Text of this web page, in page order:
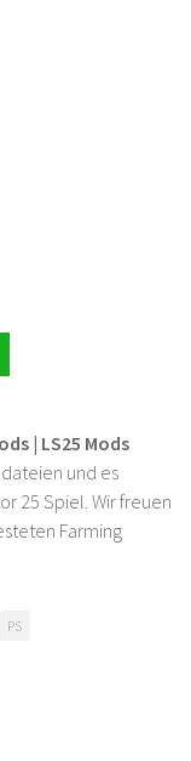
| LS25 Mods
und es
25 Spiel. Wir freuen
Farming
PS